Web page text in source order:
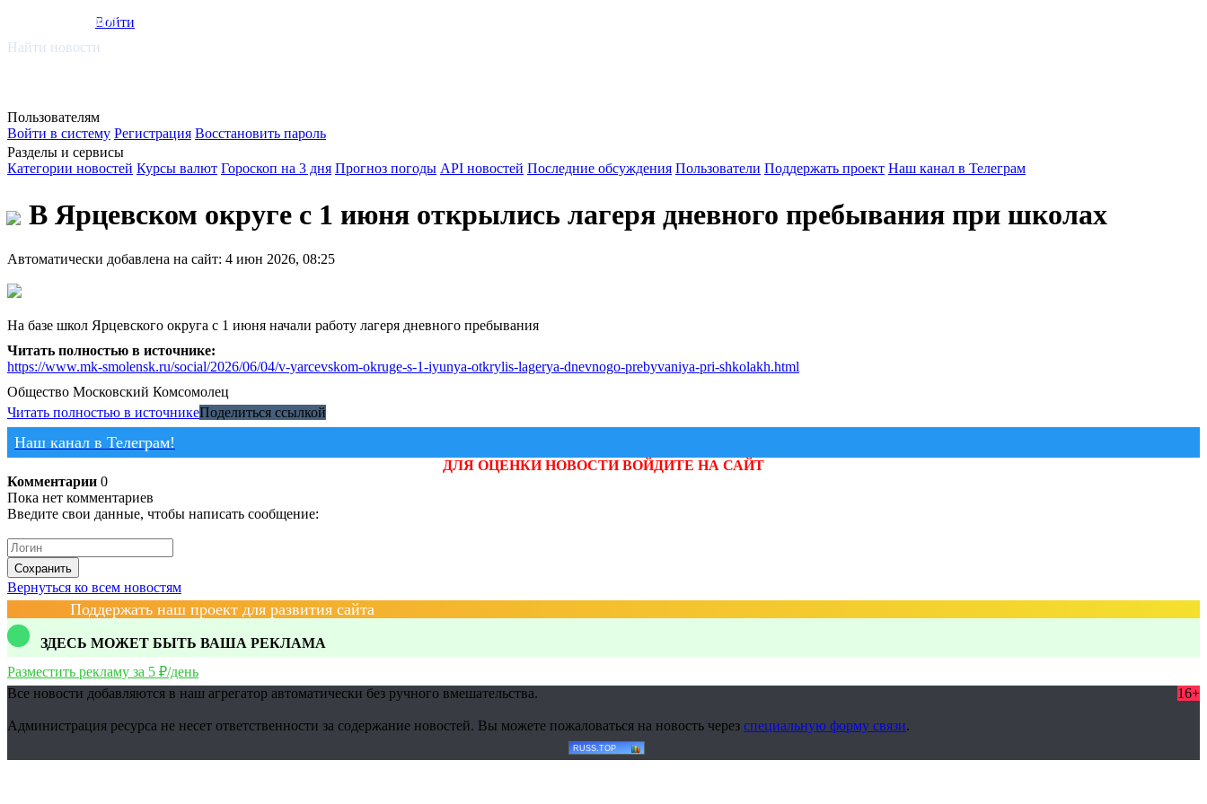
smi.mobi
Войти
Найти новости
Пользователям
Войти в систему Регистрация Восстановить пароль
Разделы и сервисы
Категории новостей Курсы валют Гороскоп на 3 дня Прогноз погоды API новостей Последние обсуждения Пользователи Поддержать проект Наш канал в Телеграм
В Ярцевском округе с 1 июня открылись лагеря дневного пребывания при школах
Автоматически добавлена на сайт: 4 июн 2026, 08:25
На базе школ Ярцевского округа с 1 июня начали работу лагеря дневного пребывания
Читать полностью в источнике:
https://www.mk-smolensk.ru/social/2026/06/04/v-yarcevskom-okruge-s-1-iyunya-otkrylis-lagerya-dnevnogo-prebyvaniya-pri-shkolakh.html
Общество Московский Комсомолец
Читать полностью в источникеПоделиться ссылкой
Наш канал в Телеграм!
ДЛЯ ОЦЕНКИ НОВОСТИ ВОЙДИТЕ НА САЙТ
Комментарии 0
Пока нет комментариев
Введите свои данные, чтобы написать сообщение:
Сохранить
Вернуться ко всем новостям
Поддержать наш проект для развития сайта
ЗДЕСЬ МОЖЕТ БЫТЬ ВАША РЕКЛАМА
Разместить рекламу за 5 ₽/день
Все новости добавляются в наш агрегатор автоматически без ручного вмешательства.
16+
Администрация ресурса не несет ответственности за содержание новостей. Вы можете пожаловаться на новость через специальную форму связи.